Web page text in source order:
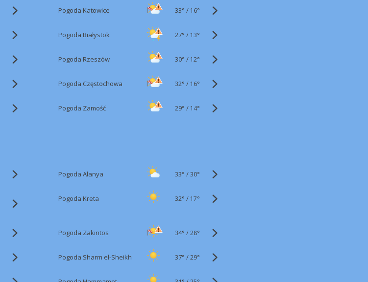
Pogoda Katowice 33° / 16°
Pogoda Białystok 27° / 13°
Pogoda Rzeszów 30° / 12°
Pogoda Częstochowa 32° / 16°
Pogoda Zamość 29° / 14°
Pogoda Alanya 33° /30°
Pogoda Kreta 32° / 17°
Pogoda Zakintos 34° /28°
Pogoda Sharm el-Sheikh 37° /29°